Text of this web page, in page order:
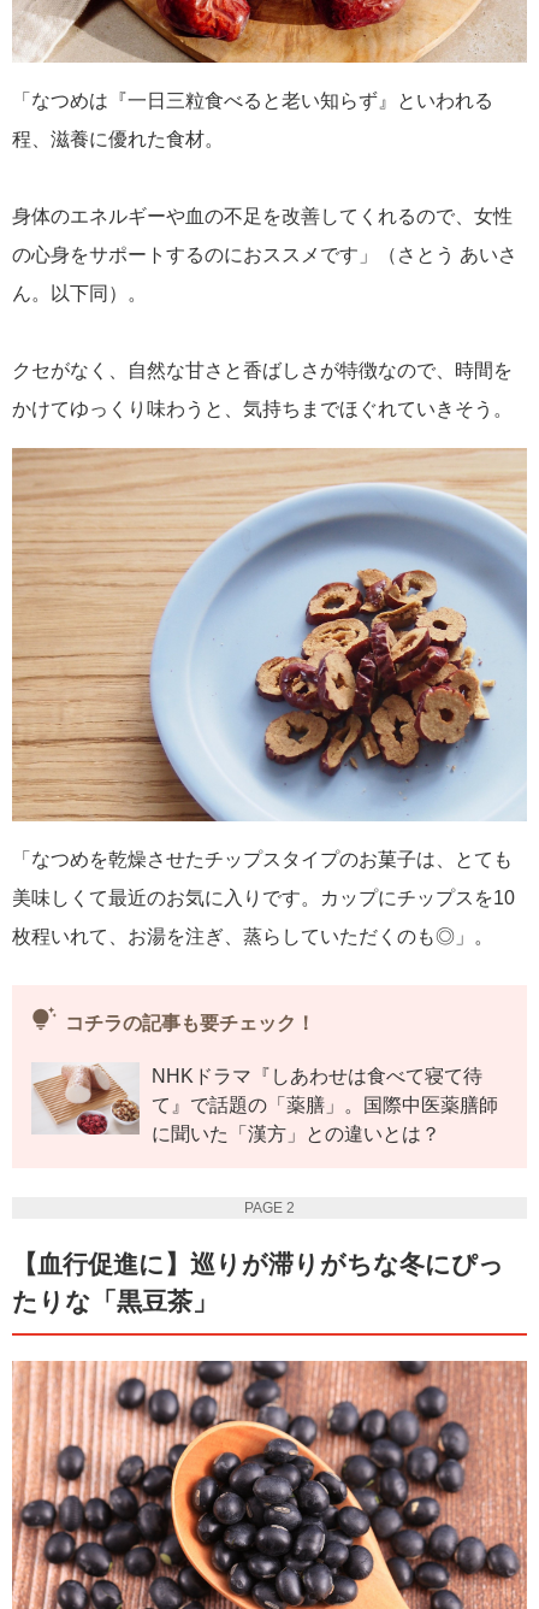
「なつめは『一日三粒食べると老い知らず』といわれる
程、滋養に優れた食材。
身体のエネルギーや血の不足を改善してくれるので、女性
の心身をサポートするのにおススメです」（さとう あいさ
ん。以下同）。
クセがなく、自然な甘さと香ばしさが特徴なので、時間を
かけてゆっくり味わうと、気持ちまでほぐれていきそう。
「なつめを乾燥させたチップスタイプのお菓子は、とても
美味しくて最近のお気に入りです。カップにチップスを10
枚程いれて、お湯を注ぎ、蒸らしていただくのも◎」。
tips_and_updates コチラの記事も要チェック！
NHKドラマ『しあわせは食べて寝て待
て』で話題の「薬膳」。国際中医薬膳師
に聞いた「漢方」との違いとは？
PAGE 2
【血行促進に】巡りが滞りがちな冬にぴっ
たりな「黒豆茶」